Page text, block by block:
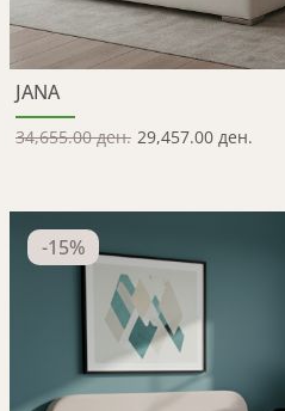
JANA
34,655.00 ден. 29,457.00 ден.
-15%